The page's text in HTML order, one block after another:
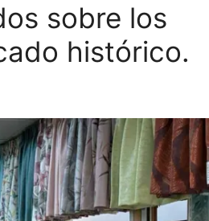
sobre los
histórico.